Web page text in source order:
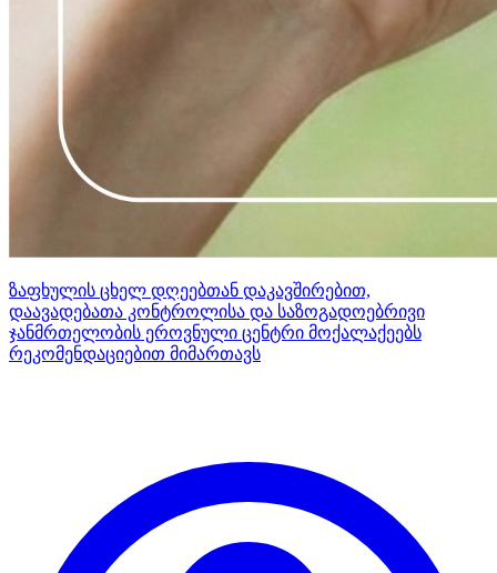
ზაფხულის ცხელ დღეებთან დაკავშირებით,
დაავადებათა კონტროლისა და საზოგადოებრივი
ჯანმრთელობის ეროვნული ცენტრი მოქალაქეებს
რეკომენდაციებით მიმართავს